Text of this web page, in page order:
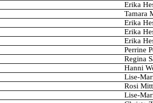
Erika
Tamara
Erika
Erika
Erika
Perrine
Regina
Hanni
Lise-
Rosi
Lise-